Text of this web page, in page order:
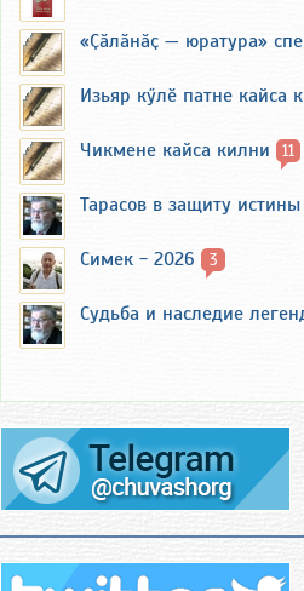
«Ҫӑлӑнӑҫ — юратура»
Изьяр кӳлӗ патне кайса
Чикмене кайса килни 11
Тарасов в защиту истины
Симек - 2026 3
Судьба и наследие